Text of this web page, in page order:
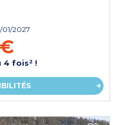
01/2027
4 fois² !